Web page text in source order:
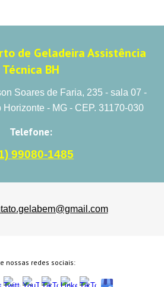
de Geladeira Assistência
Técnica BH
Soares de Faria, 235 - sala 07 -
- MG - CEP. 31170-030
Telefone:
99080-1485
nossas redes sociais: